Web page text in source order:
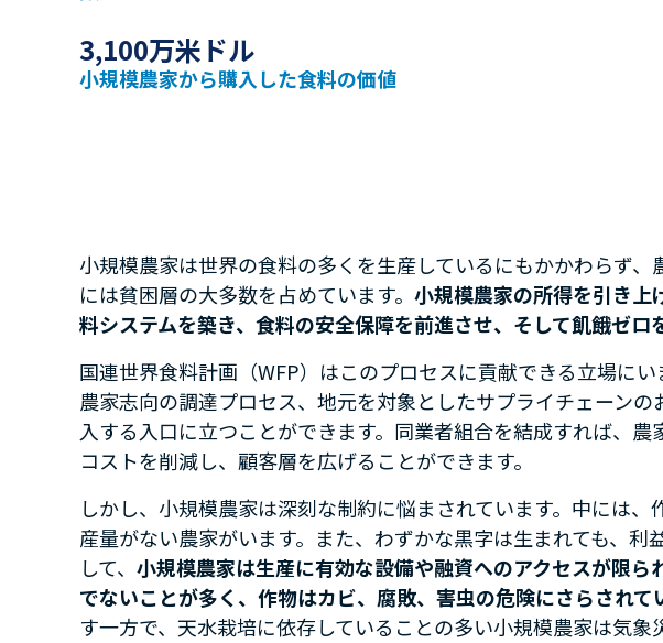
3,100万米ドル
小規模農家から購入した食料の価値
小規模農家は世界の食料の多くを生産しているにもかかわらず
には貧困層の大多数を占めています。 小規模農家の所得を引き上
料システムを築き、食料の安全保障を前進させ、そして飢餓ゼロ
国連世界食料計画（WFP）はこのプロセスに貢献できる立場にい
農家志向の調達プロセス、地元を対象としたサプライチェーン
入する入口に立つことができます。同業者組合を結成すれば、
コストを削減し、顧客層を広げることができます。
しかし、小規模農家は深刻な制約に悩まされています。中には
産量がない農家がいます。また、わずかな黒字は生まれても、
して、 小規模農家は生産に有効な設備や融資へのアクセスが限
でないことが多く、作物はカビ、腐敗、害虫の危険にさらされて
す一方で、天水栽培に依存していることの多い小規模農家は気象